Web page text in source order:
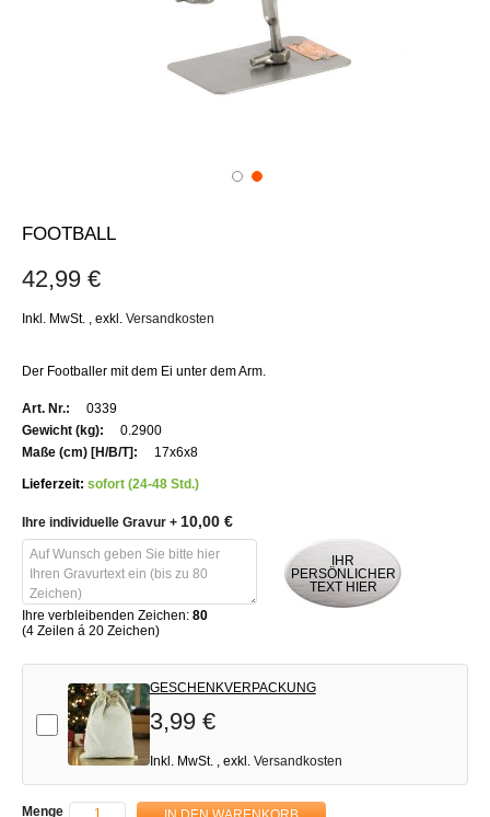
FOOTBALL
42,99 €
Inkl. MwSt. exkl. Versandkosten
Der Footballer mit dem Ei unter dem Arm.
Weitere
Informationen
0339
0.2900
17x6x8
Lieferzeit: sofort (24-48 Std.)
Ihre individuelle Gravur + 10,00 €
IHR
PERSÖNLICHER
TEXT HIER
Ihre verbleibenden Zeichen: 80
(4 Zeilen á 20 Zeichen)
Add-on
GESCHENKVERPACKUNG
3,99 €
Inkl. MwSt. , exkl. Versandkosten
Menge